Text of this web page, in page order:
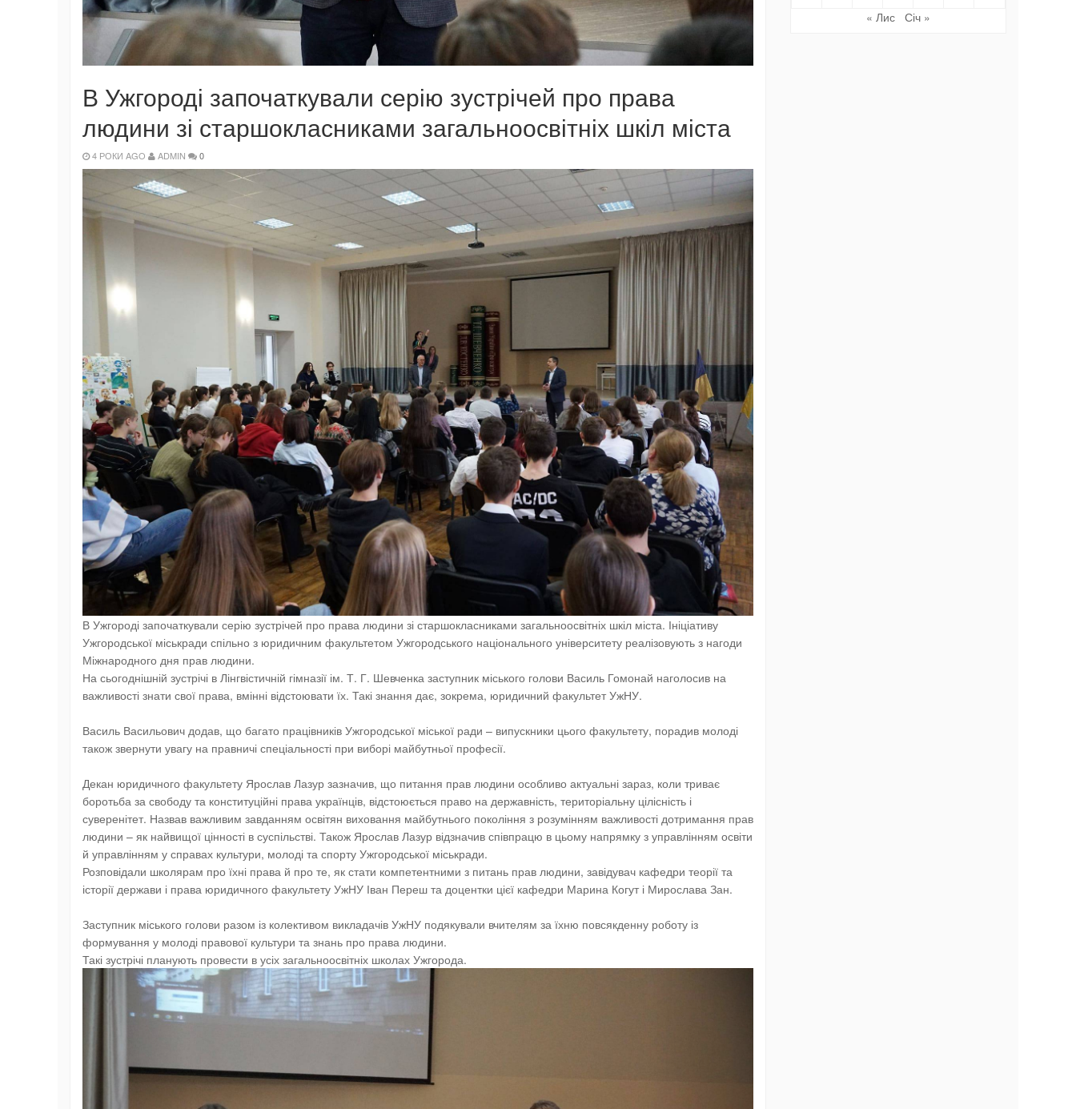
В Ужгороді започаткували серію зустрічей про права
людини зі старшокласниками загальноосвітніх шкіл міста
4 РОКИ AGO ADMIN 0
В Ужгороді започаткували серію зустрічей про права людини зі старшокласниками загальноосвітніх шкіл міста. Ініціативу
Ужгородської міськради спільно з юридичним факультетом Ужгородського національного університету реалізовують з нагоди
Міжнародного дня прав людини.
На сьогоднішній зустрічі в Лінгвістичній гімназії ім. Т. Г. Шевченка заступник міського голови Василь Гомонай наголосив на
важливості знати свої права, вмінні відстоювати їх. Такі знання дає, зокрема, юридичний факультет УжНУ.
Василь Васильович додав, що багато працівників Ужгородської міської ради – випускники цього факультету, порадив молоді
також звернути увагу на правничі спеціальності при виборі майбутньої професії.
Декан юридичного факультету Ярослав Лазур зазначив, що питання прав людини особливо актуальні зараз, коли триває
боротьба за свободу та конституційні права українців, відстоюється право на державність, територіальну цілісність і
суверенітет. Назвав важливим завданням освітян виховання майбутнього покоління з розумінням важливості дотримання прав
людини – як найвищої цінності в суспільстві. Також Ярослав Лазур відзначив співпрацю в цьому напрямку з управлінням освіти
й управлінням у справах культури, молоді та спорту Ужгородської міськради.
Розповідали школярам про їхні права й про те, як стати компетентними з питань прав людини, завідувач кафедри теорії та
історії держави і права юридичного факультету УжНУ Іван Переш та доцентки цієї кафедри Марина Когут і Мирослава Зан.
Заступник міського голови разом із колективом викладачів УжНУ подякували вчителям за їхню повсякденну роботу із
формування у молоді правової культури та знань про права людини.
Такі зустрічі планують провести в усіх загальноосвітніх школах Ужгорода.
« Лис Січ »